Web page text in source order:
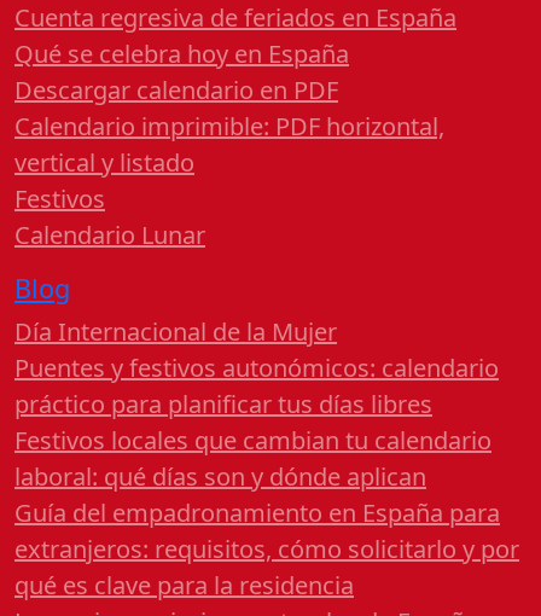
Cuenta regresiva de feriados en España
Qué se celebra hoy en España
Descargar calendario en PDF
Calendario imprimible: PDF horizontal,
vertical y listado
Festivos
Calendario Lunar
Blog
Día Internacional de la Mujer
Puentes y festivos autonómicos: calendario
práctico para planificar tus días libres
Festivos locales que cambian tu calendario
laboral: qué días son y dónde aplican
Guía del empadronamiento en España para
extranjeros: requisitos, cómo solicitarlo y por
qué es clave para la residencia